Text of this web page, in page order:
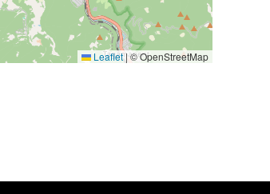
Leaflet|© OpenStreetMap